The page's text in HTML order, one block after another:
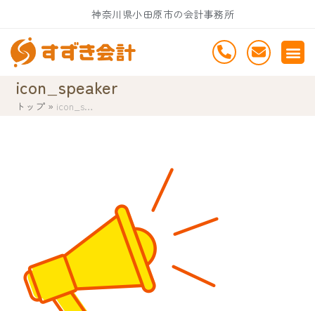
content
神奈川県小田原市の会計事務所
icon_speaker
トップ » icon_s…